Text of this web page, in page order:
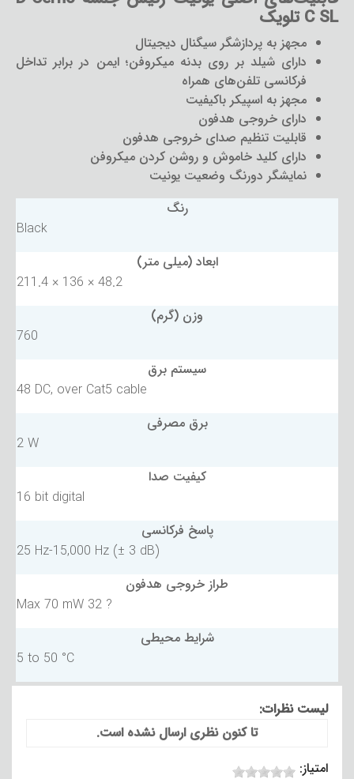
C SL تلویک
مجهز به پردازشگر سیگنال دیجیتال
دارای شیلد بر روی بدنه میکروفن؛ ایمن در برابر تداخل
فرکانسی تلفن‌های همراه
مجهز به اسپیکر باکیفیت
دارای خروجی هدفون
قابلیت تنظیم صدای خروجی هدفون
دارای کلید خاموش و روشن کردن میکروفن
نمایشگر دورنگ وضعیت یونیت
رنگ
Black
ابعاد (میلی متر)
211.4 × 136 × 48.2
وزن (گرم)
760
سیستم برق
48 DC, over Cat5 cable
برق مصرفی
2 W
کیفیت صدا
16 bit digital
پاسخ فرکانسی
25 Hz-15,000 Hz (± 3 dB)
طراز خروجی هدفون
Max 70 mW 32 ?
شرایط محیطی
5 to 50 °C
لیست نظرات:
تا کنون نظری ارسال نشده است.
امتیاز: